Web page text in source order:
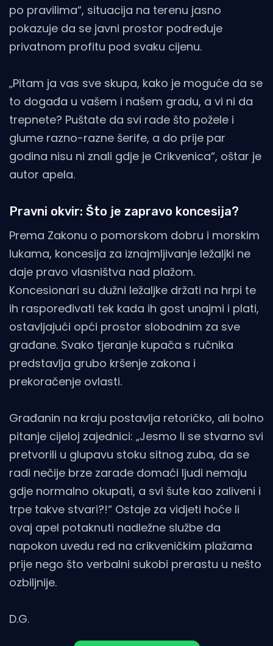
po pravilima“, situacija na terenu jasno
pokazuje da se javni prostor podređuje
privatnom profitu pod svaku cijenu.
„Pitam ja vas sve skupa, kako je moguće da se
to događa u vašem i našem gradu, a vi ni da
trepnete? Puštate da svi rade što požele i
glume razno-razne šerife, a do prije par
godina nisu ni znali gdje je Crikvenica“, oštar je
autor apela.
Pravni okvir: Što je zapravo koncesija?
Prema Zakonu o pomorskom dobru i morskim
lukama, koncesija za iznajmljivanje ležaljki ne
daje pravo vlasništva nad plažom.
Koncesionari su dužni ležaljke držati na hrpi te
ih raspoređivati tek kada ih gost unajmi i plati,
ostavljajući opći prostor slobodnim za sve
građane. Svako tjeranje kupača s ručnika
predstavlja grubo kršenje zakona i
prekoračenje ovlasti.
Građanin na kraju postavlja retoričko, ali bolno
pitanje cijeloj zajednici: „Jesmo li se stvarno svi
pretvorili u glupavu stoku sitnog zuba, da se
radi nečije brze zarade domaći ljudi nemaju
gdje normalno okupati, a svi šute kao zaliveni i
trpe takve stvari?!“ Ostaje za vidjeti hoće li
ovaj apel potaknuti nadležne službe da
napokon uvedu red na crikveničkim plažama
prije nego što verbalni sukobi prerastu u nešto
ozbiljnije.
D.G.